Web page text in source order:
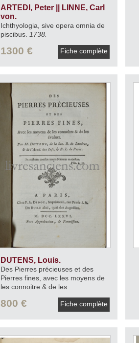
ARTEDI, Peter || LINNE, Carl
von.
Ichthyologia, sive opera omnia de
piscibus.
1738.
1300 € Fiche complète
DUTENS, Louis.
Des Pierres précieuses et des
Pierres fines, avec les moyens de
les connoitre & de les
800 € Fiche complète